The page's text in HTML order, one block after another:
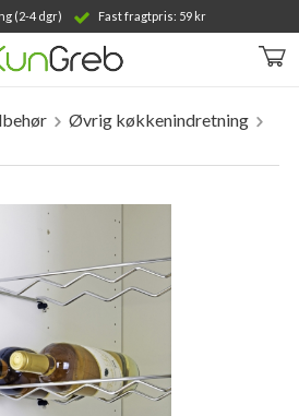
(2-4 dgr) Fast fragtpris: 59 kr
tilføjet til din indkøbskurv
Øvrig køkkenindretning